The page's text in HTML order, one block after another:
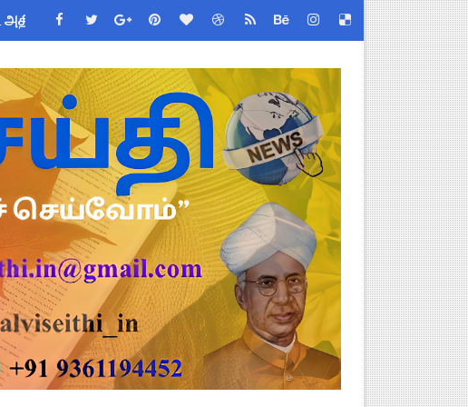
சுற்றறிக்கைகள் - முழு விவரங்கள்!
ஆசிரியை சஸ்பெண்ட்!
நிதித்துறை அதிரடி தெளிவுரை உத்தரவு!
கணக்கீடு – புதிய தெளிவுரை: முக்கிய செயல்முறைகள் வெளியீடு!
24.08.2026 அன்று நடைபெறுகிறது - நிகழ்ச்சி நிரல் மற்றும் முக்கிய
CEO சுற்றறிக்கை வெளியீடு
கல்வி, வேலைவாய்ப்பு, மகளிர் நலன் & புதிய திட்டங்களின் முழு
- தொடக்கக் கல்வித் துறை சுற்றறிக்கை!